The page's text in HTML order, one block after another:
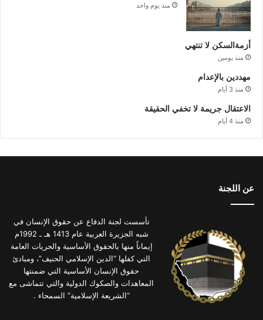
منذ يوم واحد
أزمةالسكن لا تنتهي
منذ يومين
مهددين بالإعدام
منذ 3 أيام
الاعتقال جريمة لا تخفي الحقيقة
منذ 4 أيام
عن اللجنة
تأسست لجنة الدفاع عن حقوق الإنسان في
شبه الجزيرة العربية عام 1413 هـ ـ 1992م
إيماناً منها بالحقوق الأساسية والحريات العامة
التي كفلها “الدين الإسلامي الحنيف”، ومبادئ
حقوق الإنسان الأساسية التي ضمنتها
المعاهدات والصكوك الدولية والتي تتماشى مع
“الشريعة الإسلامية” السمحاء .